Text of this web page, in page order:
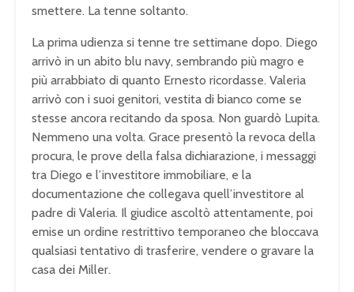
smettere. La tenne soltanto.
La prima udienza si tenne tre settimane dopo. Diego
arrivò in un abito blu navy, sembrando più magro e
più arrabbiato di quanto Ernesto ricordasse. Valeria
arrivò con i suoi genitori, vestita di bianco come se
stesse ancora recitando da sposa. Non guardò Lupita.
Nemmeno una volta. Grace presentò la revoca della
procura, le prove della falsa dichiarazione, i messaggi
tra Diego e l’investitore immobiliare, e la
documentazione che collegava quell’investitore al
padre di Valeria. Il giudice ascoltò attentamente, poi
emise un ordine restrittivo temporaneo che bloccava
qualsiasi tentativo di trasferire, vendere o gravare la
casa dei Miller.